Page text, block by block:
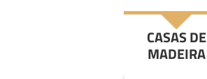
CASAS DE
MADEIRA